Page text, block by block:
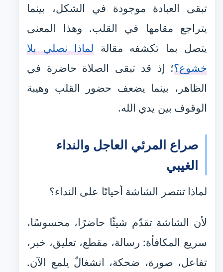
تبقى العبادة موجودة في الشكل، بينما
يتراجع مقامها في القلب. وهذا المعنى
يتصل بما تكشفه مقالة لماذا نصلي بلا
خشوع؟؛ إذ قد تبقى الصلاة حاضرة في
الظاهر، بينما يضعف حضور القلب وهيبة
الوقوف بين يدي الله.
صراع المرئي العاجل والنداء
الغيبي
لماذا تنتصر الشاشة أحيانًا على النداء؟
لأن الشاشة تقدّم شيئًا حاضرًا، محسوسًا،
سريع المكافأة: رسالة، مقطع، تعليق، خبر،
تفاعل، صورة، ضحكة، انشغالٌ يلمع الآن.